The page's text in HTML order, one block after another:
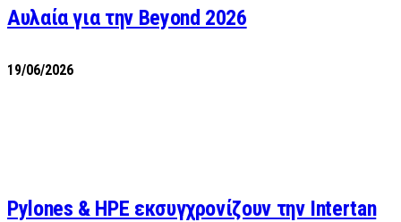
Αυλαία για την Beyond 2026
19/06/2026
Pylones & HPE εκσυγχρονίζουν την Intertan